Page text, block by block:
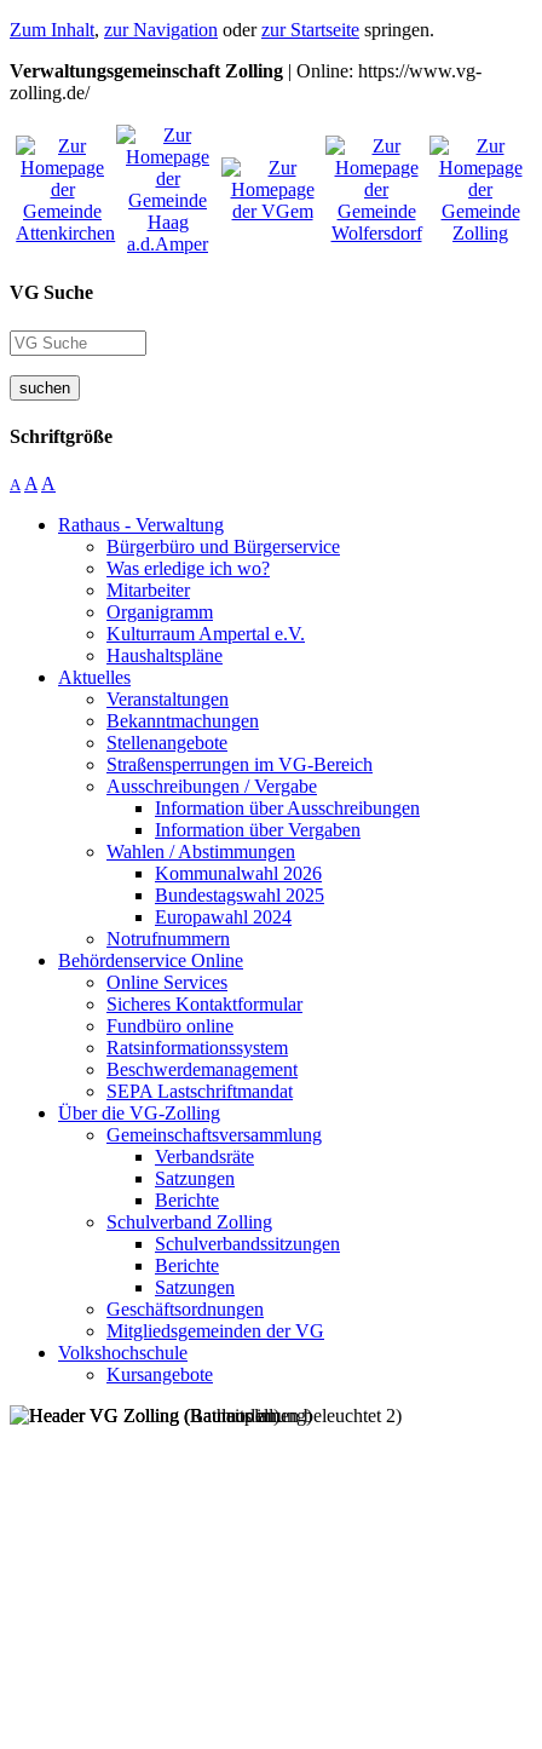
Zum Inhalt, zur Navigation oderzur Startseite springen.
Verwaltungsgemeinschaft Zolling | Online: https://www.vg-
zolling.de/
VG Suche
suchen
Schriftgröße
A A A
Rathaus - Verwaltung
Bürgerbüro und Bürgerservice
Was erledige ich wo?
Mitarbeiter
Organigramm
Kulturraum Ampertal e.V.
Haushaltspläne
Aktuelles
Veranstaltungen
Bekanntmachungen
Stellenangebote
Straßensperrungen im VG-Bereich
Ausschreibungen / Vergabe
Information über Ausschreibungen
Information über Vergaben
Wahlen / Abstimmungen
Kommunalwahl 2026
Bundestagswahl 2025
Europawahl 2024
Notrufnummern
Behördenservice Online
Online Services
Sicheres Kontaktformular
Fundbüro online
Ratsinformationssystem
Beschwerdemanagement
SEPA Lastschriftmandat
Über die VG-Zolling
Gemeinschaftsversammlung
Verbandsräte
Satzungen
Berichte
Schulverband Zolling
Schulverbandssitzungen
Berichte
Satzungen
Geschäftsordnungen
Mitgliedsgemeinden der VG
Volkshochschule
Kursangebote